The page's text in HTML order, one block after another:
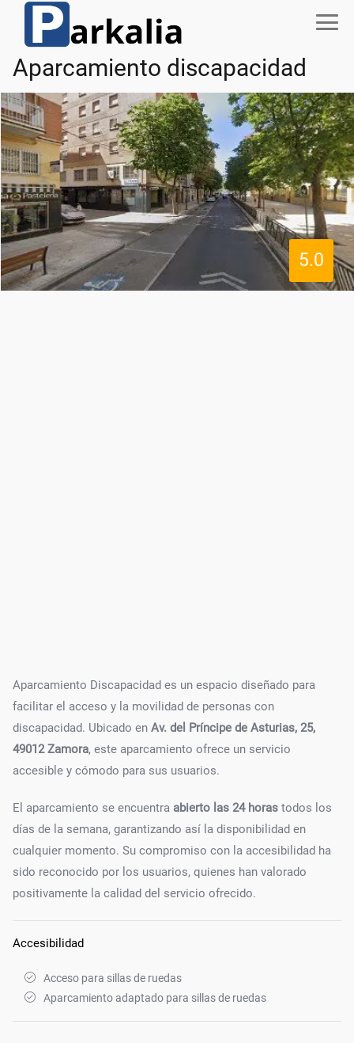
Aparcamiento discapacidad
5.0
Aparcamiento Discapacidad es un espacio diseñado para
facilitar el acceso y la movilidad de personas con
discapacidad. Ubicado en Av. del Príncipe de Asturias, 25,
49012 Zamora, este aparcamiento ofrece un servicio
accesible y cómodo para sus usuarios.
El aparcamiento se encuentra abierto las 24 horas todos los
días de la semana, garantizando así la disponibilidad en
cualquier momento. Su compromiso con la accesibilidad ha
sido reconocido por los usuarios, quienes han valorado
positivamente la calidad del servicio ofrecido.
Accesibilidad
Acceso para sillas de ruedas
Aparcamiento adaptado para sillas de ruedas